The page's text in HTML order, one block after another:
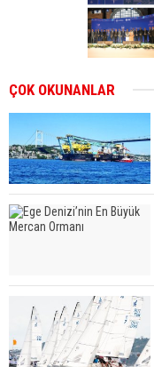
ÇOK OKUNANLAR